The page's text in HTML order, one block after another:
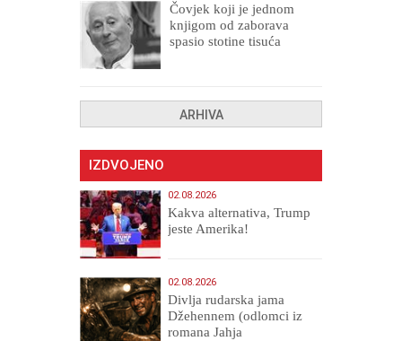
Čovjek koji je jednom
knjigom od zaborava
spasio stotine tisuća
ARHIVA
IZDVOJENO
02.08.2026
Kakva alternativa, Trump
jeste Amerika!
02.08.2026
Divlja rudarska jama
Džehennem (odlomci iz
romana Jahja